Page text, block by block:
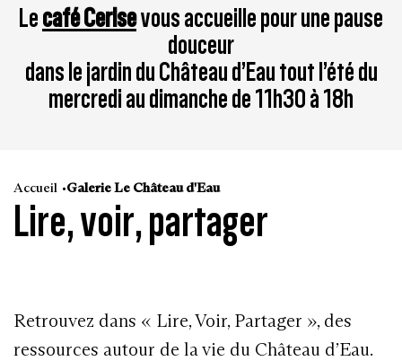
Lecafé Cerisevous accueille pour une pause
douceur
dans le jardin du Château d’Eau tout l’été du
mercredi au dimanche de 11h30 à 18h
Accueil Galerie Le Château d'Eau
Lire, voir, partager
Retrouvez dans « Lire, Voir, Partager », des
ressources autour de la vie du Château d’Eau.